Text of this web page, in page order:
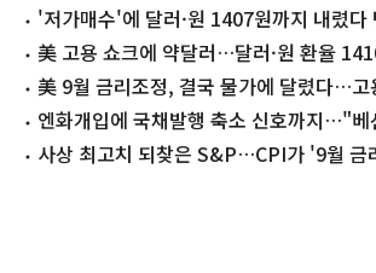
'저가매수'에 달러·원 1407원까지 내렸
마감(종합)
美 고용 쇼크에 약달러…달러·원 환율
美 9월 금리조정, 결국 물가에 달렸다…고
주목엔화개입에 국채발행 축소 신호까지…"베
제 총력"
사상 최고치 되찾은 S&P…CPI가 '9월 금